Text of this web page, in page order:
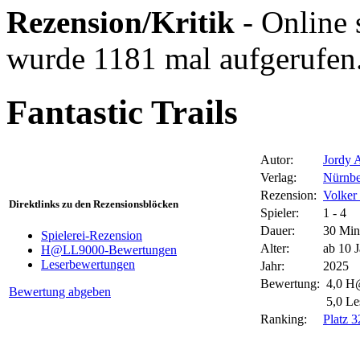
Rezension/Kritik - Online
wurde 1181 mal
Fantastic Trails
Direktlinks zu den Rezensionsblöcken
Spielerei-Rezension
H@LL9000-Bewertungen
Leserbewertungen
Bewertung abgeben
Autor:
Jordy
Verlag:
Rezension: Volker
Spieler:
1 - 4
Dauer:
30
Alter:
ab 10
Jahr:
2025
Bewertung: 4,0
5,0
Ranking:
Platz